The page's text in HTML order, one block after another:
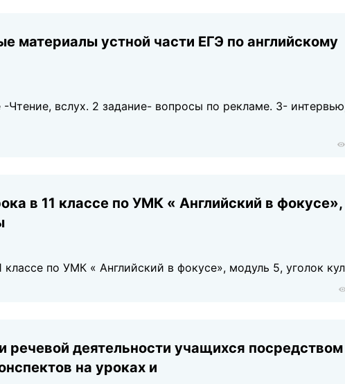
материалы устной части ЕГЭ по английскому
Чтение, вслух. 2 задание- вопросы по рекламе. 3-
в 11 классе по УМК « Английский в фокусе»,
классе по УМК « Английский в фокусе», модуль 5, уголок
речевой деятельности учащихся посредством
на уроках и